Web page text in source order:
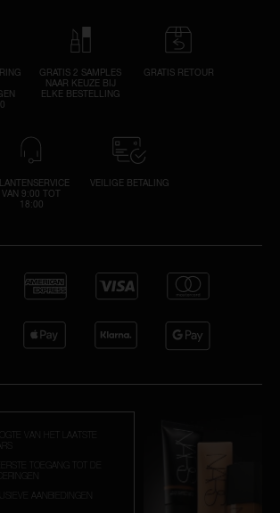
GRATIS 2 SAMPLES
NAAR KEUZE BIJ
ELKE BESTELLING
GRATIS RETOUR
VAN 9:00 TOT
18:00
VEILIGE BETALING
VAN HET LAATSTE
TOEGANG TOT DE
AANBIEDINGEN